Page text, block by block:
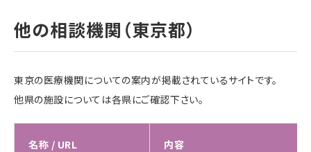
他の相談機関（東京都）
東京の医療機関についての案内が掲載されているサイトです。
他県の施設については各県にご確認下さい。
名称 / URL 内容